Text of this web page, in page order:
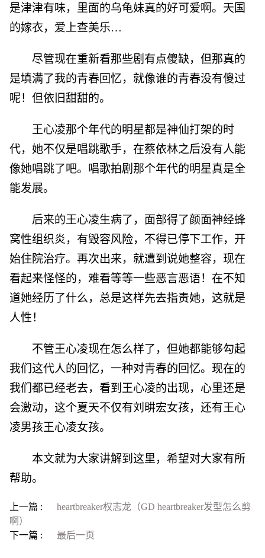
是津津有味，里面的乌龟妹真的好可爱啊。天国
的嫁衣，爱上查美乐…
尽管现在重新看那些剧有点傻缺，但那真的
是填满了我的青春回忆，就像谁的青春没有傻过
呢！但依旧甜甜的。
王心凌那个年代的明星都是神仙打架的时
代，她不仅是唱跳歌手，在蔡依林之后没有人能
像她唱跳了吧。唱歌拍剧那个年代的明星真是全
能发展。
后来的王心凌生病了，面部得了颜面神经蜂
窝性组织炎，有毁容风险，不得已停下工作，开
始住院治疗。再次出来，就遭到说她整容，现在
看起来怪怪的，难看等等一些恶言恶语！在不知
道她经历了什么，总是这样先去指责她，这就是
人性！
不管王心凌现在怎么样了，但她都能够勾起
我们这代人的回忆，一种对青春的回忆。现在的
我们都已经老去，看到王心凌的出现，心里还是
会激动，这个夏天不仅有刘畊宏女孩，还有王心
凌男孩王心凌女孩。
本文就为大家讲解到这里，希望对大家有所
帮助。
上一篇 :
heartbreaker权志龙（GD heartbreaker发型怎么剪
啊）
下一篇 :
最后一页